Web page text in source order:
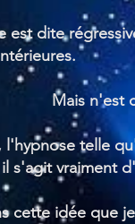
est dite
Mais n'est
l'hypnose telle
s'agit vraiment
cette idée que